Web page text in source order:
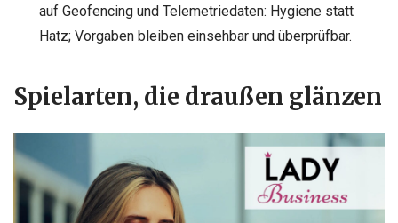
auf Geofencing und Telemetriedaten: Hygiene statt
Hatz; Vorgaben bleiben einsehbar und überprüfbar.
Spielarten, die draußen glänzen